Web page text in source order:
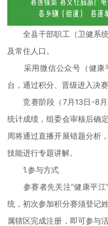
全县干部职工（卫健系统
及常住人口。
采用微信公众号（健康
台，通过积分、晋级进入决
竞赛阶段（7月13日-8月
统计成绩，组委会审核后确
周将通过直播开展错题分析
技能进行专题讲解。
1.参与方式
参赛者先关注“健康平江
统，初次参加积分赛须登记
属辖区完成注册，即可参与